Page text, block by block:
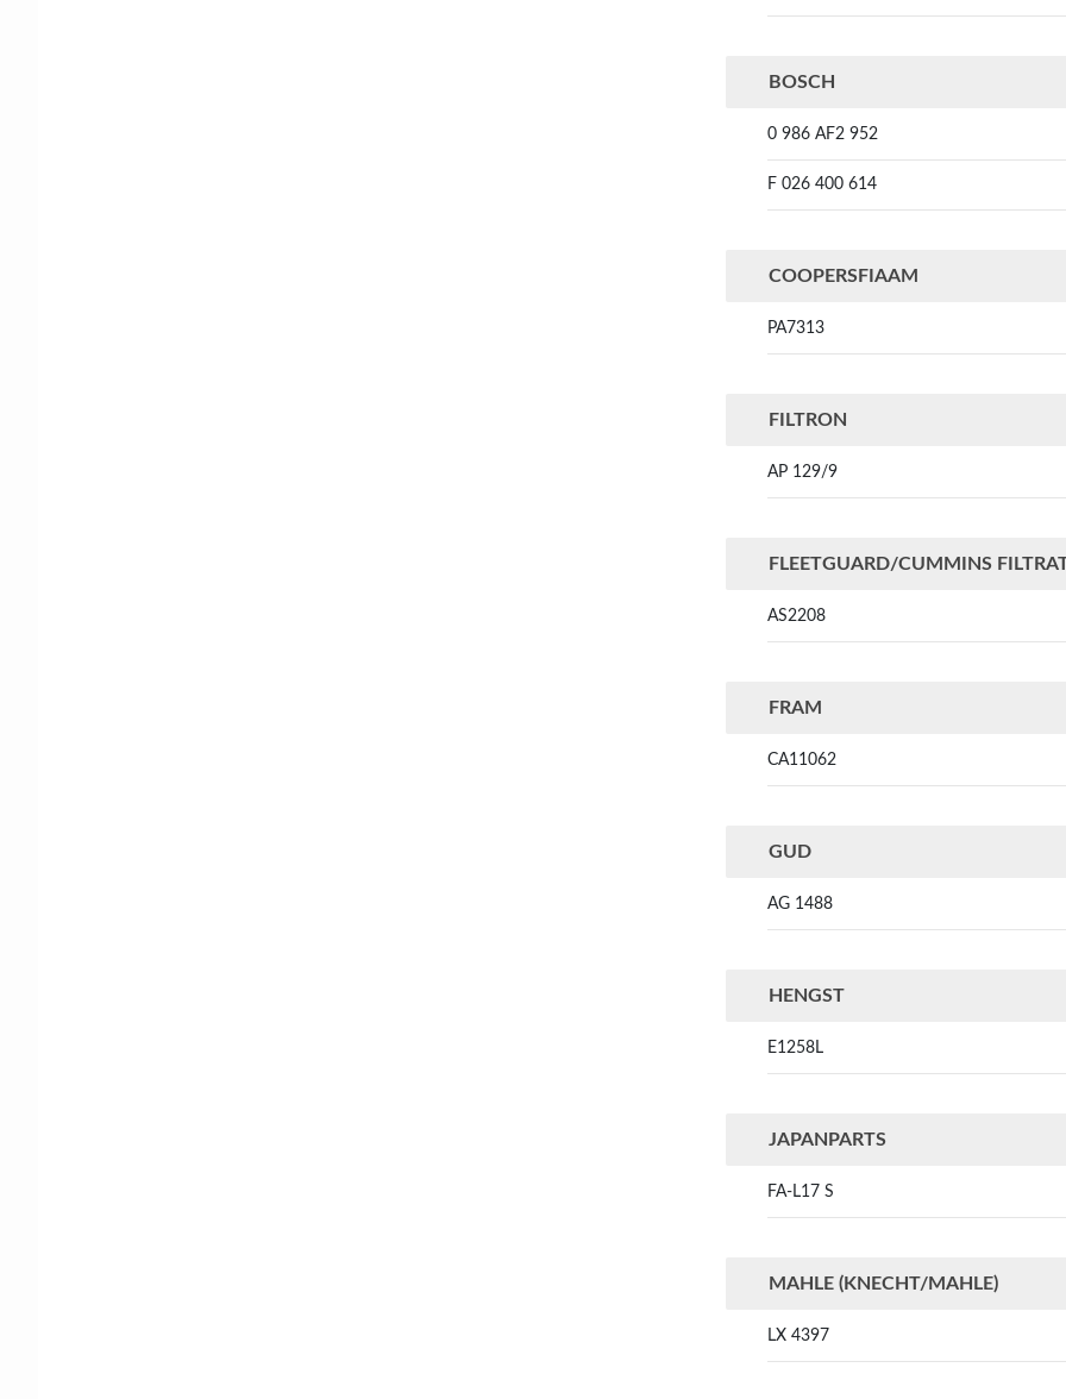
BOSCH
0 986 AF2 952
F 026 400 614
COOPERSFIAAM
PA7313
FILTRON
AP 129/9
FLEETGUARD/CUMMINS
AS2208
FRAM
CA11062
GUD
AG 1488
HENGST
E1258L
JAPANPARTS
FA-L17 S
MAHLE (KNECHT/MAHLE)
LX 4397